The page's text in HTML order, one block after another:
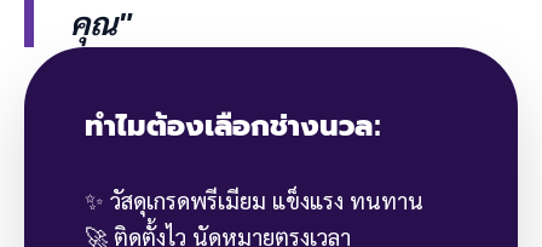
คุณ"
ทำไมต้องเลือกช่างนวล:
✨ วัสดุเกรดพรีเมียม แข็งแรง ทนทาน
🚀 ติดตั้งไว นัดหมายตรงเวลา